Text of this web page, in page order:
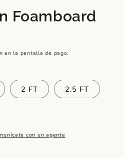
Foamboard
en la pantalla de pago.
2 FT 2.5 FT
con un agente